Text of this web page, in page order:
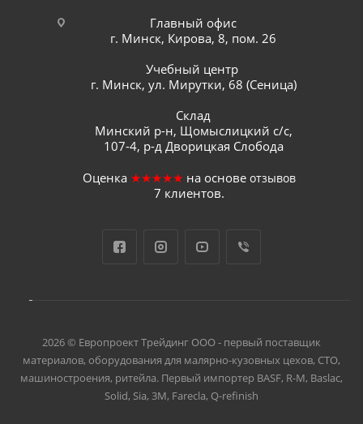
Главный офис
г. Минск, Кирова, 8, пом. 26
Учебный центр
г. Минск, ул. Мирутки, 68 (Сеница)
Склад
Минский р-н, Щомыслицкий с/с,
107-4, р-д Дворицкая Слобода
Оценка ★★★★★ на основе отзывов
7 клиентов.
2026 © Европроект Tрейдинг ООО - первый поставщик
материалов, оборудования для малярно-кузовных цехов, СТО,
машиностроения, ритейла. Первый импортер BASF, R-M, Baslac,
Solid, Sia, 3M, Farecla, Q-refinish